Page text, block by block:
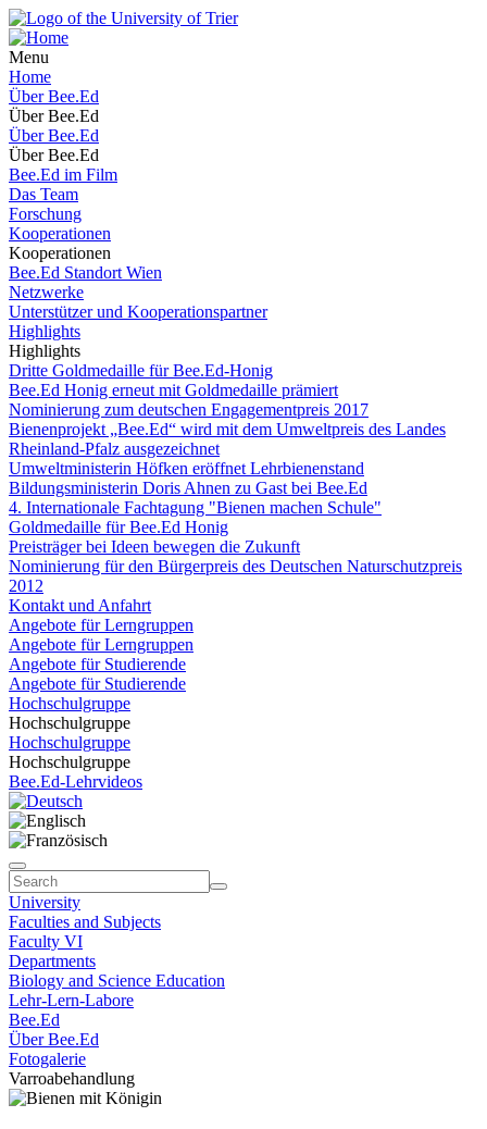
Menu
Home
Über Bee.Ed
Über Bee.Ed
Über Bee.Ed
Über Bee.Ed
Bee.Ed im Film
Das Team
Forschung
Kooperationen
Kooperationen
Bee.Ed Standort Wien
Netzwerke
Unterstützer und Kooperationspartner
Highlights
Highlights
Dritte Goldmedaille für Bee.Ed-Honig
Bee.Ed Honig erneut mit Goldmedaille prämiert
Nominierung zum deutschen Engagementpreis 2017
Bienenprojekt „Bee.Ed“ wird mit dem Umweltpreis des Landes
Rheinland-Pfalz ausgezeichnet
Umweltministerin Höfken eröffnet Lehrbienenstand
Bildungsministerin Doris Ahnen zu Gast bei Bee.Ed
4. Internationale Fachtagung "Bienen machen Schule"
Goldmedaille für Bee.Ed Honig
Preisträger bei Ideen bewegen die Zukunft
Nominierung für den Bürgerpreis des Deutschen Naturschutzpreis
2012
Kontakt und Anfahrt
Angebote für Lerngruppen
Angebote für Lerngruppen
Angebote für Studierende
Angebote für Studierende
Hochschulgruppe
Hochschulgruppe
Hochschulgruppe
Hochschulgruppe
Bee.Ed-Lehrvideos
University
Faculties and Subjects
Faculty VI
Departments
Biology and Science Education
Lehr-Lern-Labore
Bee.Ed
Über Bee.Ed
Fotogalerie
Varroabehandlung